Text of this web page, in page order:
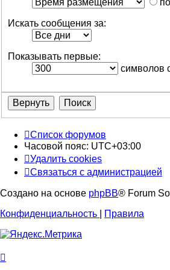
Искать сообщения за:
Показывать первые:
символов
Список форумов
Часовой пояс: UTC+03:00
Удалить cookies
Связаться с администрацией
Создано на основе phpBB® Forum
Конфиденциальность
Правила